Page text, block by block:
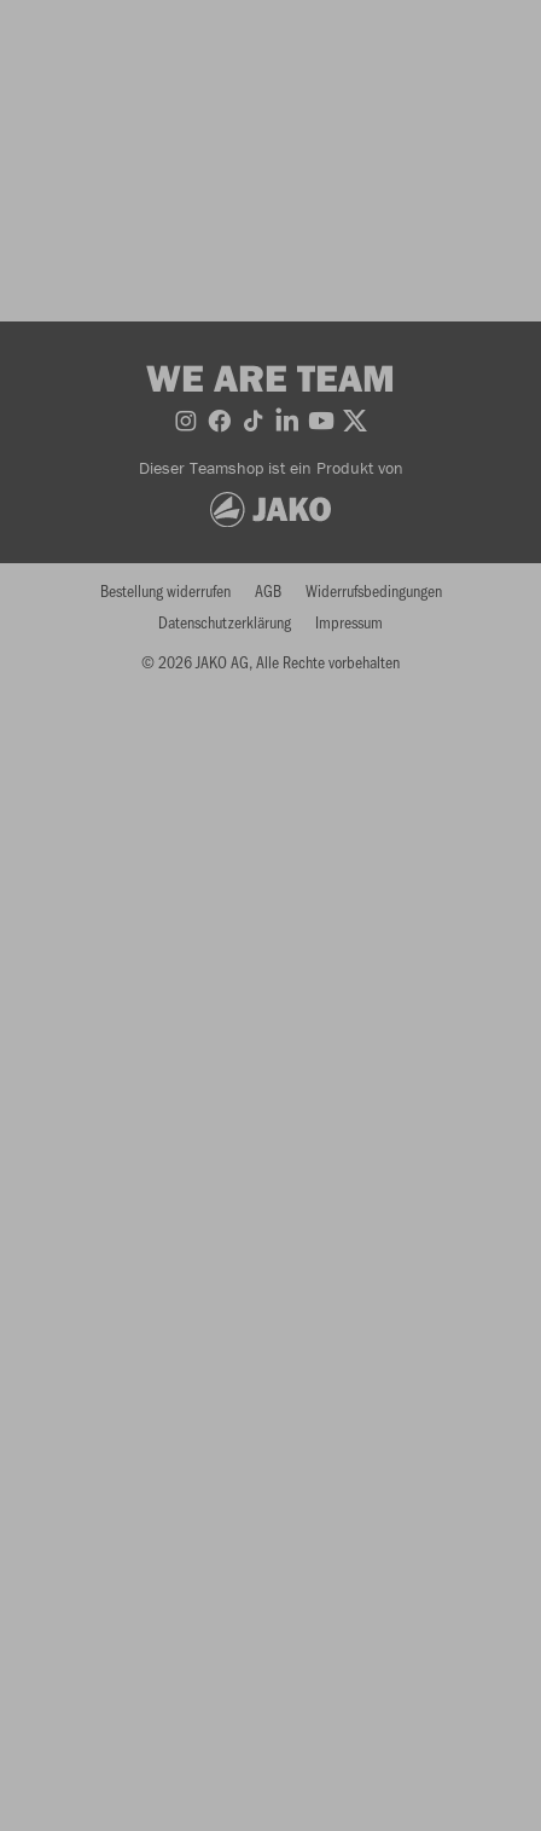
WE ARE TEAM
Dieser Teamshop ist ein Produkt von
© 2026 JAKO AG, Alle Rechte vorbehalten
Bestellung widerrufen AGB
Widerrufsbedingungen
Datenschutzerklärung
Impressum